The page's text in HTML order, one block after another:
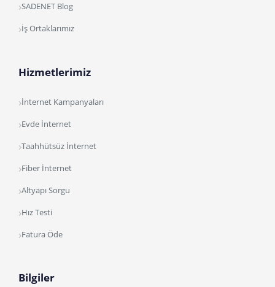
SADENET Blog
İş Ortaklarımız
Hizmetlerimiz
İnternet Kampanyaları
Evde İnternet
Taahhütsüz İnternet
Fiber İnternet
Altyapı Sorgu
Hız Testi
Fatura Öde
Bilgiler